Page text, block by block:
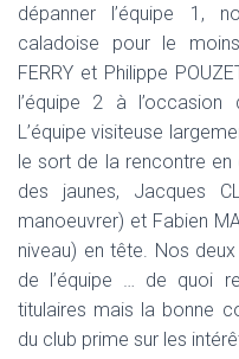
dépanner l’équipe 1,
caladoise pour le
FERRY et Philippe
l’équipe 2 à
L’équipe visiteuse
le sort de la rencontre
des jaunes, Jacques
manoeuvrer) et Fabien
niveau) en tête. Nos
de l’équipe … de quoi
titulaires mais la bonne
du club prime sur les